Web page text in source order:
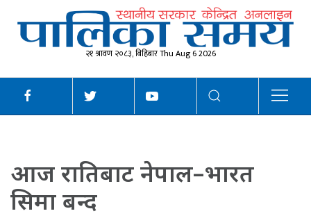
२१ श्रावण २०८३, बिहिबार Thu Aug 6 2026
आज रातिबाट नेपाल–भारत
सिमा बन्द